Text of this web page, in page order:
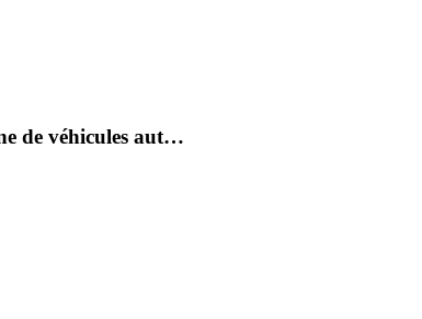
de véhicules aut…